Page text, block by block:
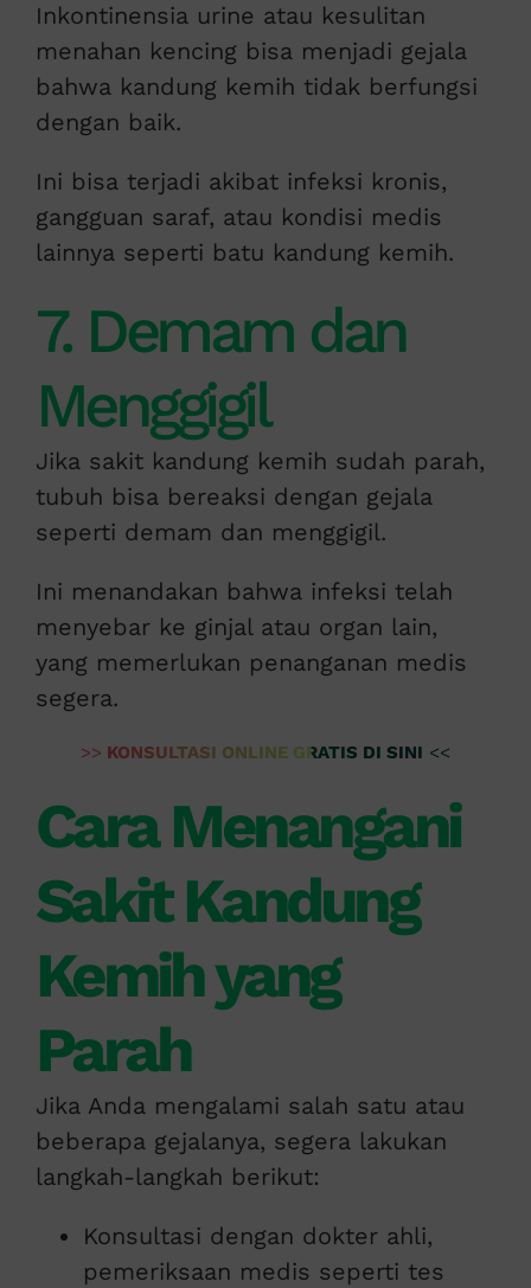
Inkontinensia urine atau kesulitan
menahan kencing bisa menjadi gejala
bahwa kandung kemih tidak berfungsi
dengan baik.
Ini bisa terjadi akibat infeksi kronis,
gangguan saraf, atau kondisi medis
lainnya seperti batu kandung kemih.
7. Demam dan
Menggigil
Jika sakit kandung kemih sudah parah,
tubuh bisa bereaksi dengan gejala
seperti demam dan menggigil.
Ini menandakan bahwa infeksi telah
menyebar ke ginjal atau organ lain,
yang memerlukan penanganan medis
segera.
>> KONSULTASI ONLINE GRATIS DI SINI <<
Cara Menangani
Sakit Kandung
Kemih yang
Parah
Jika Anda mengalami salah satu atau
beberapa gejalanya, segera lakukan
langkah-langkah berikut:
Konsultasi dengan dokter ahli,
pemeriksaan medis seperti tes